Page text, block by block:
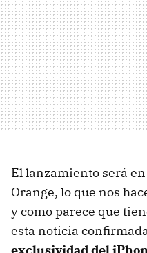
El lanzamiento será
Orange, lo que nos
y como parece que
esta noticia